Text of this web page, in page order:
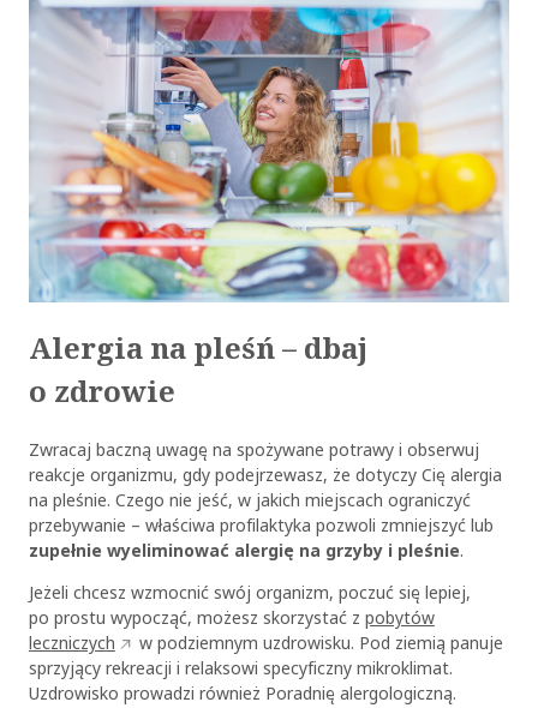
Alergia na pleśń – dbaj
o zdrowie
Zwracaj baczną uwagę na spożywane potrawy i obserwuj
reakcje organizmu, gdy podejrzewasz, że dotyczy Cię alergia
na pleśnie. Czego nie jeść, w jakich miejscach ograniczyć
przebywanie – właściwa profilaktyka pozwoli zmniejszyć lub
zupełnie wyeliminować alergię na grzyby i pleśnie.
Jeżeli chcesz wzmocnić swój organizm, poczuć się lepiej,
po prostu wypocząć, możesz skorzystać z pobytów
leczniczych
w podziemnym uzdrowisku. Pod ziemią panuje
sprzyjący rekreacji i relaksowi specyficzny mikroklimat.
Uzdrowisko prowadzi również Poradnię alergologiczną.